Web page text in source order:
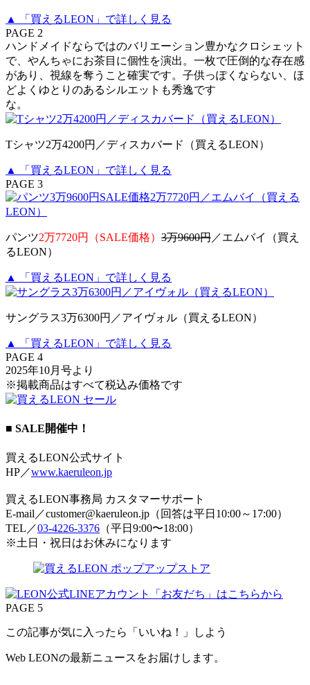
▲ 「買えるLEON」で詳しく見る
PAGE 2
ハンドメイドならではのバリエーション豊かなクロシェット
で、やんちゃにお茶目に個性を演出。一枚で圧倒的な存在感
があり、視線を奪うこと確実です。子供っぽくならない、ほ
どよくゆとりのあるシルエットも秀逸です
な。
Tシャツ2万4200円／ディスカバード（買えるLEON）
▲ 「買えるLEON」で詳しく見る
PAGE 3
パンツ2万7720円（SALE価格） 3万9600円／エムバイ（買え
るLEON）
▲ 「買えるLEON」で詳しく見る
サングラス3万6300円／アイヴォル（買えるLEON）
▲ 「買えるLEON」で詳しく見る
PAGE 4
2025年10月号より
※掲載商品はすべて税込み価格です
■ SALE開催中！
買えるLEON公式サイト
HP／www.kaeruleon.jp
買えるLEON事務局 カスタマーサポート
E-mail／customer@kaeruleon.jp（回答は平日10:00～17:00）
TEL／03-4226-3376 （平日9:00〜18:00）
※土日・祝日はお休みになります
PAGE 5
この記事が気に入ったら「いいね！」しよう
Web LEONの最新ニュースをお届けします。